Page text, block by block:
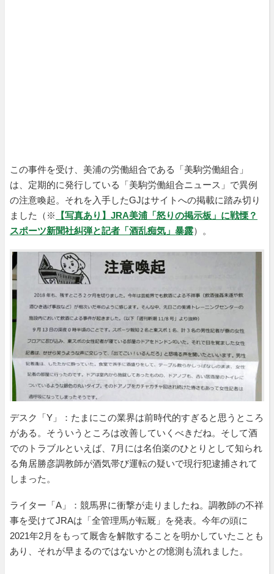
この事件を受け、美浦の労働組合である「美駒労働組合」
は、定期的に発行している「美駒労働組合ニュース」で異例
の注意喚起。それを入手したGJはサイトへの掲載に踏み切り
ました（※
【写真あり】JRA美浦「怒りの掲示板」に戦慄？
スポーツ新聞社糾弾と記者「酒乱痴気」暴露）。
デスク「Y」：たまにこの業界は前時代的すぎると思うところ
がある。そういうところは改善していくべきだね。そして酒
でのトラブルといえば、7月には名伯楽のひとりとして知られ
る角居勝彦調教師が酒気帯び運転の疑いで現行犯逮捕されて
しまった。
ライター「A」：競馬界に衝撃が走りましたね。調教師の不祥
事を受けてJRAは「全管理馬が転厩」を発表。今年の頭に
2021年2月をもって厩舎を解散することを明かしていたことも
あり、それが早まるのではないかとの憶測も流れました。